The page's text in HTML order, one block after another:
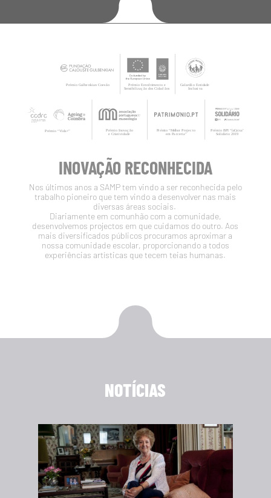
INOVAÇÃO RECONHECIDA
Nos últimos anos a SAMP tem vindo a ser reconhecida pelo
trabalho pioneiro que tem vindo a desenvolver nas mais
diversas áreas sociais.
Diariamente em comunhão com a comunidade,
desenvolvemos projectos em que cuidamos do outro. Aos
mais diversificados públicos procuramos aproximar a
nossa comunidade escolar, proporcionando a todos
experiências artísticas que tecem teias humanas.
NOTÍCIAS